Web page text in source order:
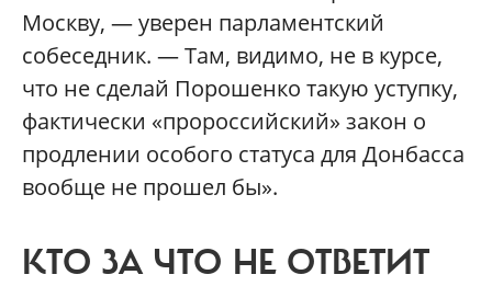
Москву, — уверен парламентский
собеседник. — Там, видимо, не в курсе,
что не сделай Порошенко такую уступку,
фактически «пророссийский» закон о
продлении особого статуса для Донбасса
вообще не прошел бы».
КТО ЗА ЧТО НЕ ОТВЕТИТ